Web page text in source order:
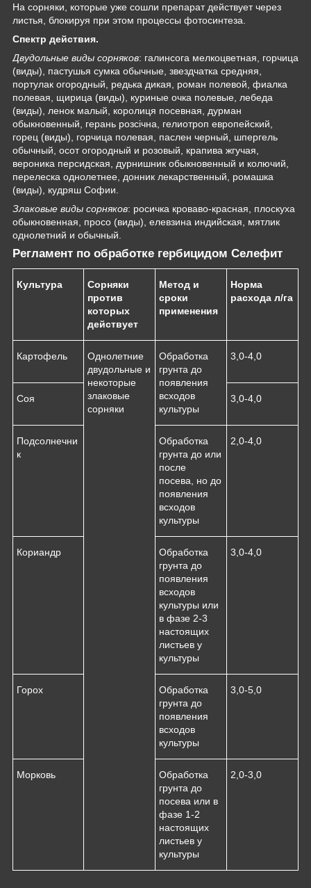
На сорняки, которые уже сошли препарат действует через
листья, блокируя при этом процессы фотосинтеза.
Спектр действия.
Двудольные виды сорняков: галинсога мелкоцветная, горчица
(виды), пастушья сумка обычные, звездчатка средняя,
портулак огородный, редька дикая, роман полевой, фиалка
полевая, щирица (виды), куриные очка полевые, лебеда
(виды), ленок малый, королиця посевная, дурман
обыкновенный, герань розсічна, гелиотроп европейский,
горец (виды), горчица полевая, паслен черный, шпергель
обычный, осот огородный и розовый, крапива жгучая,
вероника персидская, дурнишник обыкновенный и колючий,
перелеска однолетнее, донник лекарственный, ромашка
(виды), кудряш Софии.
Злаковые виды сорняков: росичка кроваво-красная, плоскуха
обыкновенная, просо (виды), елевзина индийская, мятлик
однолетний и обычный.
Регламент по обработке гербицидом Селефит
Культура
Сорняки
против
которых
действует
Метод и
сроки
применения
Норма
расхода л/га
Картофель
Однолетние
двудольные и
некоторые
злаковые
сорняки
Обработка
грунта до
появления
всходов
культуры
3,0-4,0
Соя 3,0-4,0
Подсолнечни
к
Обработка
грунта до или
после
посева, но до
появления
всходов
культуры
2,0-4,0
Кориандр
Обработка
грунта до
появления
всходов
культуры или
в фазе 2-3
настоящих
листьев у
культуры
3,0-4,0
Горох
Обработка
грунта до
появления
всходов
культуры
3,0-5,0
Морковь
Обработка
грунта до
посева или в
фазе 1-2
настоящих
листьев у
культуры
2,0-3,0